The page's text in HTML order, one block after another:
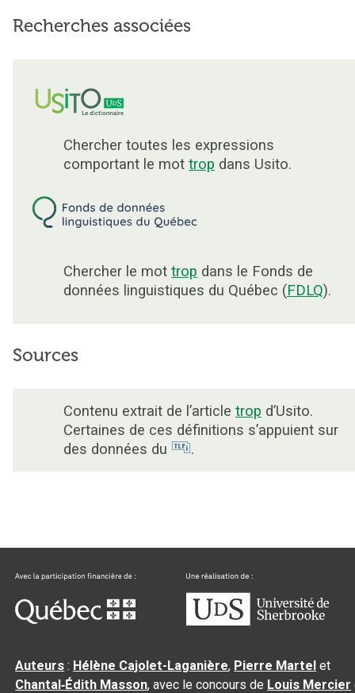
Recherches associées
Chercher toutes les expressions
comportant le mot trop dans Usito.
Chercher le mot trop dans le Fonds de
données linguistiques du Québec (FDLQ).
Sources
Contenu extrait de l’article trop d’Usito.
Certaines de ces définitions s’appuient sur
des données du
.
Auteurs : Hélène Cajolet-Laganière, Pierre Martel et
Chantal‑Édith Masson, avec le concours de Louis Mercier